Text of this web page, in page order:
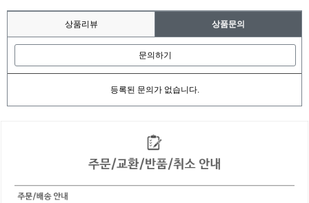
상품리뷰 상품문의
문의하기
등록된 문의가 없습니다.